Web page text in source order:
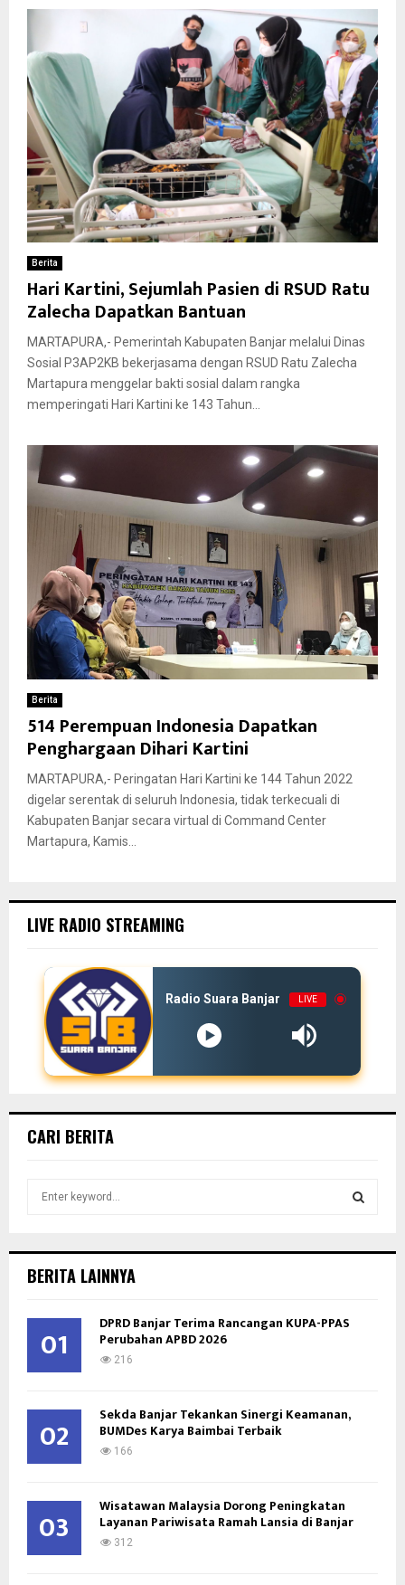
Berita
Hari Kartini, Sejumlah Pasien di RSUD Ratu
Zalecha Dapatkan Bantuan
MARTAPURA,- Pemerintah Kabupaten Banjar melalui Dinas
Sosial P3AP2KB bekerjasama dengan RSUD Ratu Zalecha
Martapura menggelar bakti sosial dalam rangka
memperingati Hari Kartini ke 143 Tahun...
Berita
514 Perempuan Indonesia Dapatkan
Penghargaan Dihari Kartini
MARTAPURA,- Peringatan Hari Kartini ke 144 Tahun 2022
digelar serentak di seluruh Indonesia, tidak terkecuali di
Kabupaten Banjar secara virtual di Command Center
Martapura, Kamis...
LIVE RADIO STREAMING
Radio Suara Banjar LIVE
CARI BERITA
h
o
BERITA LAINNYA
01 DPRD Banjar Terima Rancangan KUPA-PPAS
Perubahan APBD 2026
216
02 Sekda Banjar Tekankan Sinergi Keamanan,
BUMDes Karya Baimbai Terbaik
166
03 Wisatawan Malaysia Dorong Peningkatan
Layanan Pariwisata Ramah Lansia di Banjar
312